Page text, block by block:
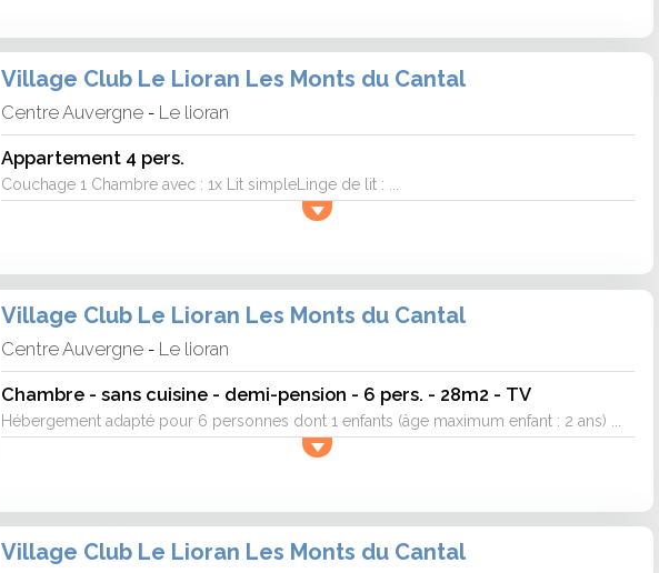
Village Club Le Lioran Les Monts du Cantal
Centre Auvergne - Le lioran
Appartement 4 pers.
Couchage 1 Chambre avec : 1x Lit simpleLinge de lit : ...
Village Club Le Lioran Les Monts du Cantal
Centre Auvergne - Le lioran
Chambre - sans cuisine - demi-pension - 6 pers. - 28m2 - TV
Hébergement adapté pour 6 personnes dont 1 enfants (âge maximum enfant : 2 ans) ...
Village Club Le Lioran Les Monts du Cantal